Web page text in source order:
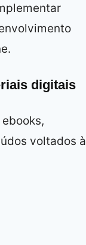
digitais
voltados à